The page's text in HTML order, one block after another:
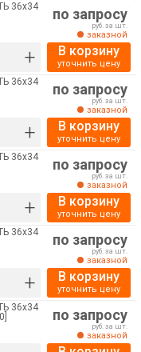
36х34
+
по запросу
руб. за шт.
заказной
В корзину
уточнить цену
36х34
+
по запросу
руб. за шт.
заказной
В корзину
уточнить цену
36х34
+
по запросу
руб. за шт.
заказной
В корзину
уточнить цену
36х34
+
по запросу
руб. за шт.
заказной
В корзину
уточнить цену
36х34
по запросу
руб. за шт.
заказной